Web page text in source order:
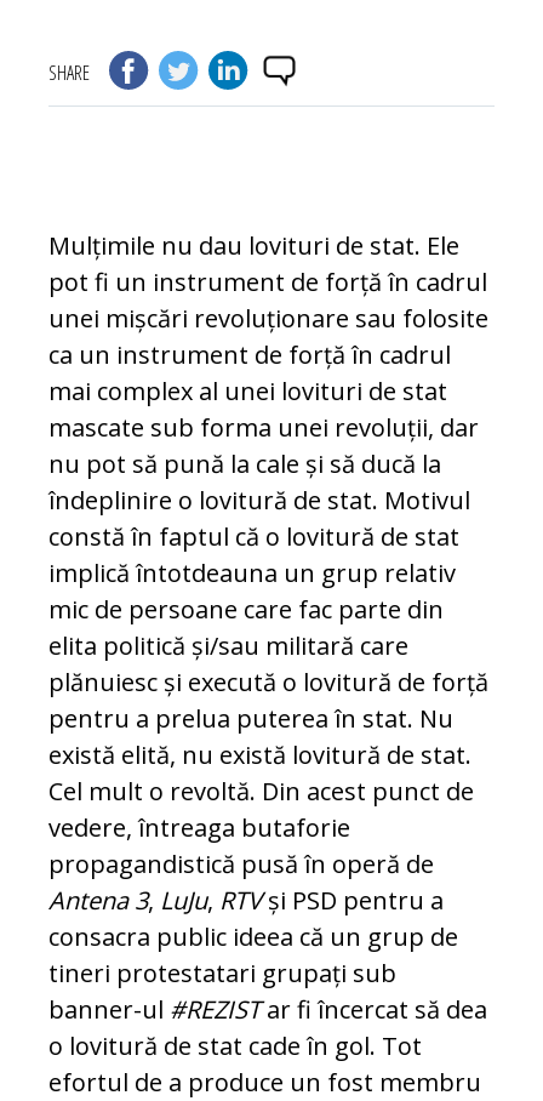
SHARE
Mulțimile nu dau lovituri de stat. Ele
pot fi un instrument de forță în cadrul
unei mișcări revoluționare sau folosite
ca un instrument de forță în cadrul
mai complex al unei lovituri de stat
mascate sub forma unei revoluții, dar
nu pot să pună la cale și să ducă la
îndeplinire o lovitură de stat. Motivul
constă în faptul că o lovitură de stat
implică întotdeauna un grup relativ
mic de persoane care fac parte din
elita politică și/sau militară care
plănuiesc și execută o lovitură de forță
pentru a prelua puterea în stat. Nu
există elită, nu există lovitură de stat.
Cel mult o revoltă. Din acest punct de
vedere, întreaga butaforie
propagandistică pusă în operă de
Antena 3, LuJu, RTVși PSD pentru a
consacra public ideea că un grup de
tineri protestatari grupați sub
banner-ul #REZISTar fi încercat să dea
o lovitură de stat cade în gol. Tot
efortul de a produce un fost membru